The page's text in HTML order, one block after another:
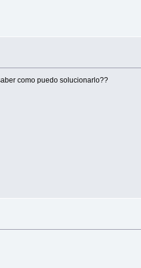
como puedo solucionarlo??